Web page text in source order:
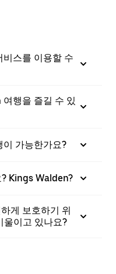
스를 이용할 수
행을 즐길 수 있
가능한가요?
Kings Walden?
게 보호하기 위
울이고 있나요?